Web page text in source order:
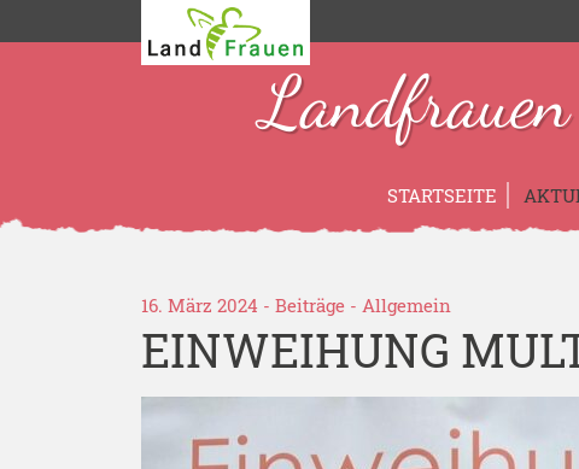
STARTSEITE
16. März 2024 - Beiträge - Allgemein
EINWEIHUNG